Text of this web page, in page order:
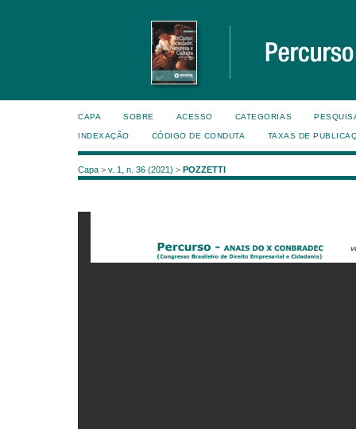
CAPA SOBRE ACESSO CATEGORIAS
INDEXAÇÃO CÓDIGO DE CONDUTA TAXAS DE
Capa > v. 1, n. 36 (2021) > POZZETTI